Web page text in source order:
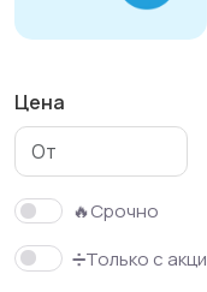
Цена
🔥Срочно
➗Только с